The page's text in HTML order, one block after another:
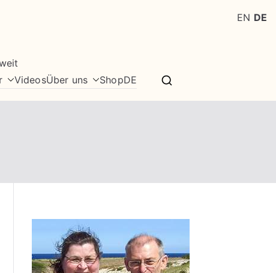
VideosÜber uns ShopDE
EN DE